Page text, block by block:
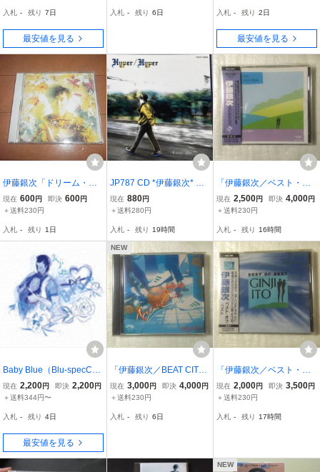
入札 - 残り 7日
最安値を見る
12.12.12リリース］
入札 - 残り 6日 入札 - 残り 2日
最安値を見る
伊藤銀次「ドリーム・ア
ラベスク+1」佐野元春/加
藤ひさし/古市コータロー/
現在 600円 即決 600円
＋送料230円
入札 - 残り 1日
JP787 CD *伊藤銀次* HY
PER / HYPER +1
現在 880円
＋送料280円
入札 - 残り 19時間
「伊藤銀次／ベスト・セ
レクション 秋・冬編」＜
X'masソング挿入＞【中
てくる［1986.8.1リリー
ス］
現在 2,500円 即決 4,000円
＋送料230円
入札 - 残り 16時間
Baby Blue（Blu-specCD
2） 伊藤銀次
現在 2,200円 即決 2,200円
＋送料344円〜
入札 - 残り 4日
最安値を見る
NEW
「伊藤銀次／BEAT CIT
Y」【中古CD】CASABL
ANCA3153-15［1984.7.2
現在 3,000円 即決 4,000円
＋送料230円
入札 - 残り 6日
「伊藤銀次／ベスト・オ
ブ・ベスト」＜X'masソ
ング挿入＞【中古CD】♪T
990.7.25リリース］
現在 2,000円 即決 3,500円
＋送料230円
入札 - 残り 17時間
NEW